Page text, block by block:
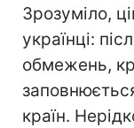
Зрозуміло,
українці:
обмежень,
країн.